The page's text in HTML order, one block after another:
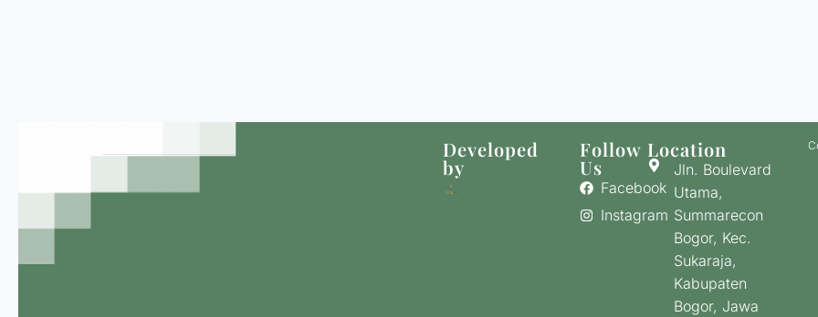
Developed
by
Follow
Us
Facebook
Instagram
Location
Jln. Boulevard
Utama,
Summarecon
Bogor, Kec.
Sukaraja,
Kabupaten
Bogor, Jawa